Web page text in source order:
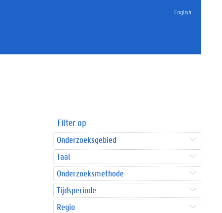
English
Filter op
Onderzoeksgebied
Taal
Onderzoeksmethode
Tijdsperiode
Regio